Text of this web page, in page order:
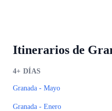
Itinerarios de
4+ DÍAS
Granada - Mayo
Granada - Enero